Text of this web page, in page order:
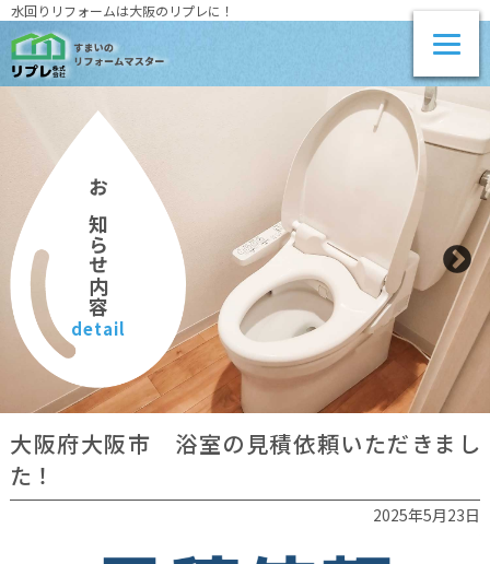
水回りリフォームは大阪のリプレに！
お知らせ内容
detail
大阪府大阪市 浴室の見積依頼いただきまし
た！
2025年5月23日